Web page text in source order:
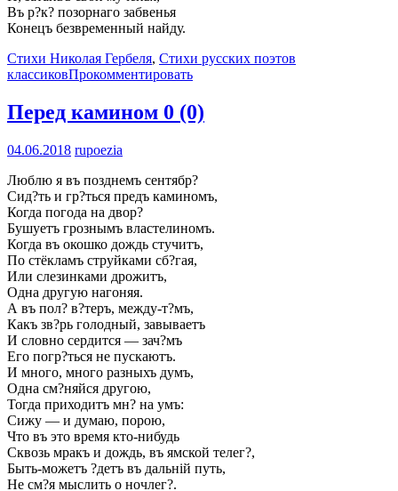
Въ р?к? позорнаго забвенья
Конецъ безвременный найду.
Стихи Николая Гербеля, Стихи русских поэтов
классиковПрокомментировать
Перед камином 0 (0)
04.06.2018 rupoezia
Люблю я въ позднемъ сентябр?
Сид?ть и гр?ться предъ каминомъ,
Когда погода на двор?
Бушуетъ грознымъ властелиномъ.
Когда въ окошко дождь стучитъ,
По стёкламъ струйками сб?гая,
Или слезинками дрожитъ,
Одна другую нагоняя.
А въ пол? в?теръ, между-т?мъ,
Какъ зв?рь голодный, завываетъ
И словно сердится — зач?мъ
Его погр?ться не пускаютъ.
И много, много разныхъ думъ,
Одна см?няйся другою,
Тогда приходитъ мн? на умъ:
Сижу — и думаю, порою,
Что въ это время кто-нибудь
Сквозь мракъ и дождь, въ ямской телег?,
Быть-можетъ ?детъ въ дальній путь,
Не см?я мыслить о ночлег?.